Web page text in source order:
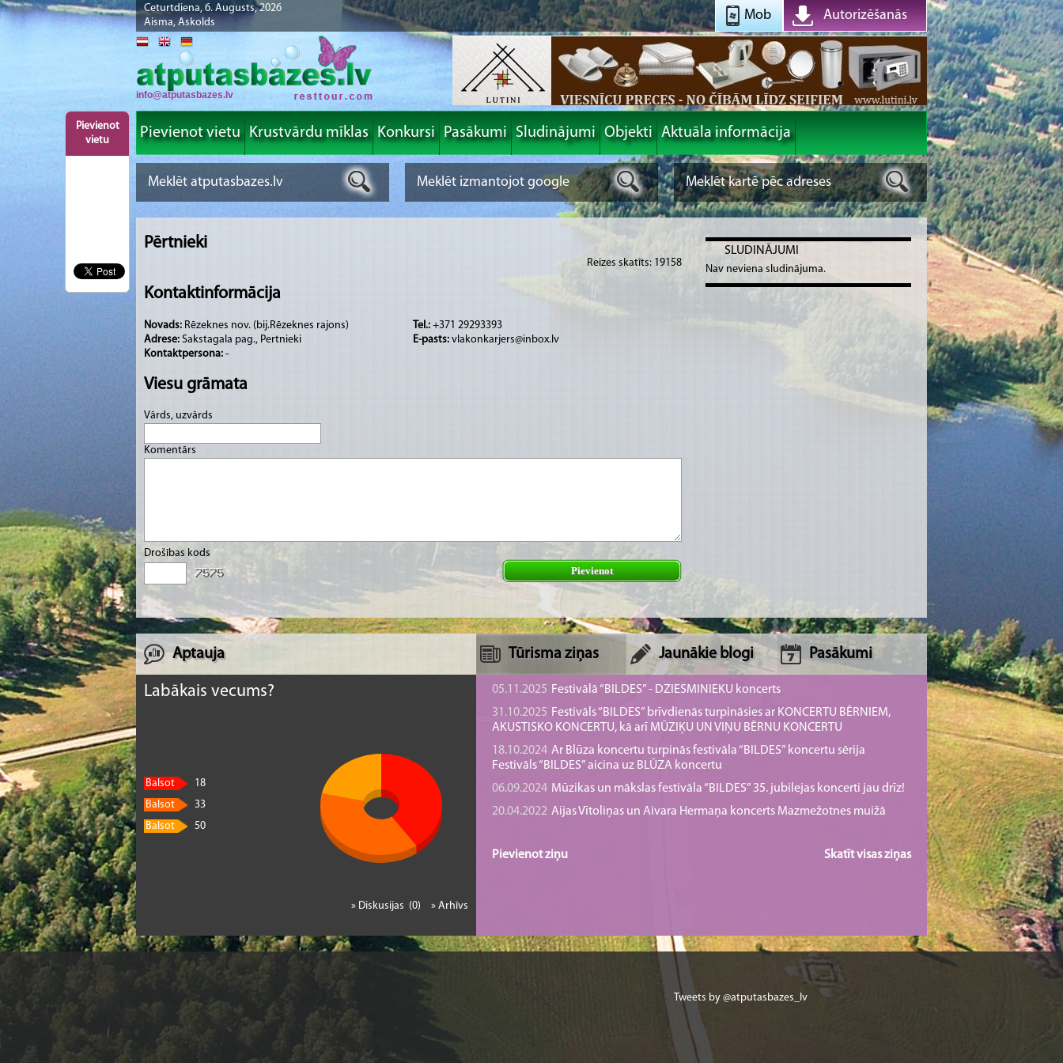
Ceturtdiena, 6. Augusts, 2026
Aisma, Askolds
Autorizēšanās
Mob
Pievienot
vietu
info@atputasbazes.lv
Pievienot vietu Krustvārdu mīklas Konkursi Pasākumi Sludinājumi Objekti Aktuāla informācija
Pērtnieki
Reizes skatīts: 19158
Kontaktinformācija
Novads: Rēzeknes nov. (bij.Rēzeknes rajons)
Adrese: Sakstagala pag., Pertnieki
Kontaktpersona: -
Tel.: +371 29293393
E-pasts: vlakonkarjers@inbox.lv
Viesu grāmata
Vārds, uzvārds
Komentārs
Drošības kods
Pievienot
SLUDINĀJUMI
Nav neviena sludinājuma.
Aptauja
Labākais vecums?
Balsot
18
Balsot
33
Balsot
50
» Arhīvs
» Diskusijas (0)
Tūrisma ziņas Jaunākie blogi Pasākumi
05.11.2025 Festivālā “BILDES” - DZIESMINIEKU koncerts
31.10.2025 Festivāls “BILDES” brīvdienās turpināsies ar KONCERTU BĒRNIEM,
AKUSTISKO KONCERTU, kā arī MŪZIĶU UN VIŅU BĒRNU KONCERTU
18.10.2024 Ar Blūza koncertu turpinās festivāla “BILDES” koncertu sērija
Festivāls “BILDES” aicina uz BLŪZA koncertu
06.09.2024 Mūzikas un mākslas festivāla “BILDES” 35. jubilejas koncerti jau drīz!
20.04.2022 Aijas Vītoliņas un Aivara Hermaņa koncerts Mazmežotnes muižā
Skatīt visas ziņas
Pievienot ziņu
Tweets by @atputasbazes_lv